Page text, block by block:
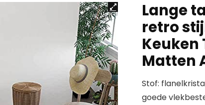
Lange
retro
Keuken
Matten
Stof:
goede